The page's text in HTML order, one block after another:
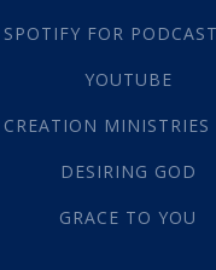
God(392)
Afgode(23)
Almag(1)
Alomteenwoordig
Alwetendheid (1)
SPOTIFY FOR
YOUTUBE
CREATION MINISTRIES
DESIRING GOD
GRACE TO YOU